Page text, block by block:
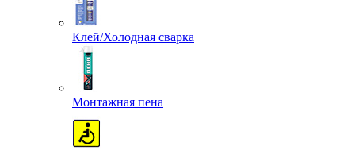
Клей/Холодная сварка
Монтажная пена